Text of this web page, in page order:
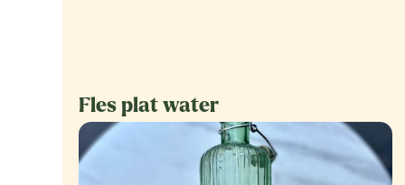
Fles plat water